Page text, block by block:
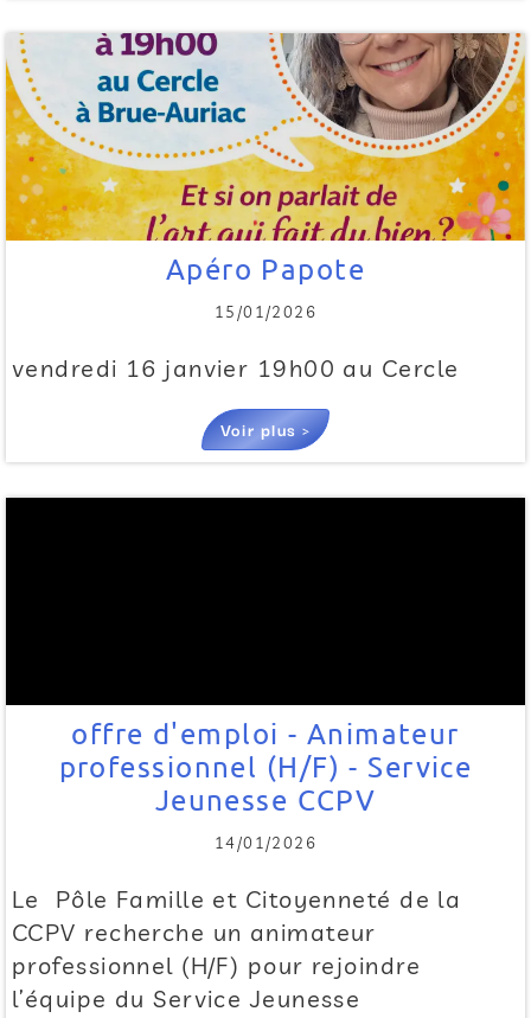
Apéro Papote
15/01/2026
vendredi 16 janvier 19h00 au Cercle
Voir plus >
offre d'emploi - Animateur
professionnel (H/F) - Service
Jeunesse CCPV
14/01/2026
Le Pôle Famille et Citoyenneté de la
CCPV recherche un animateur
professionnel (H/F) pour rejoindre
l’équipe du Service Jeunesse